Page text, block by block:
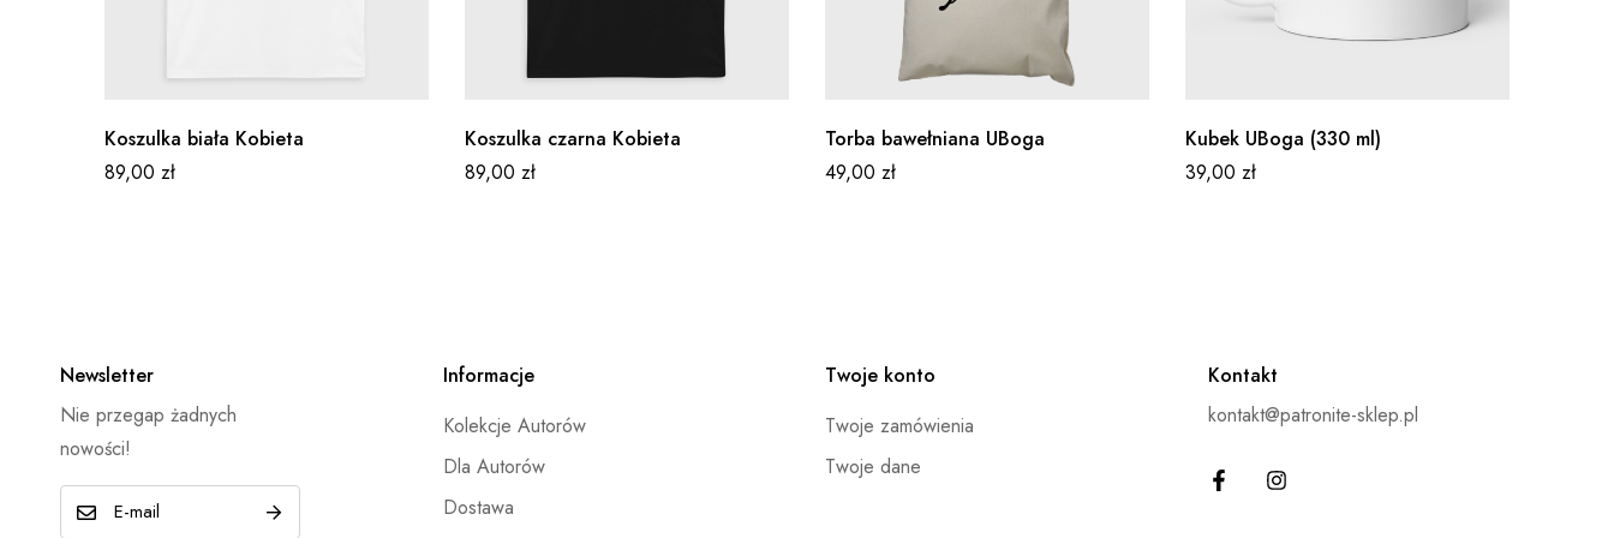
Koszulka biała Kobieta
89,00 zł
Koszulka czarna Kobieta
89,00 zł
Torba bawełniana UBoga
49,00 zł
Kubek UBoga (330 ml)
39,00 zł
Newsletter
Nie przegap żadnych
nowości!
Informacje
Kolekcje Autorów
Dla Autorów
Dostawa
Twoje konto
Twoje zamówienia
Twoje dane
Kontakt
kontakt@patronite-sklep.pl